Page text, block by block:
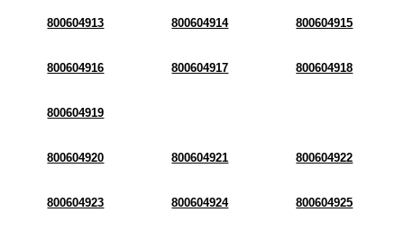
800604913 800604914 800604915
800604916 800604917 800604918
800604919
800604920 800604921 800604922
800604923 800604924 800604925